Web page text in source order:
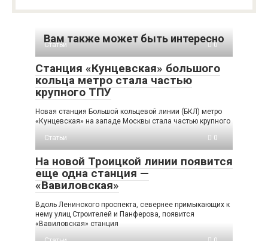
Вам также может быть интересно
Статьи 0
Станция «Кунцевская» большого
кольца метро стала частью
крупного ТПУ
Новая станция Большой кольцевой линии (БКЛ) метро
«Кунцевская» на западе Москвы стала частью крупного
Статьи
0
На новой Троицкой линии появится
еще одна станция —
«Вавиловская»
Вдоль Ленинского проспекта, севернее примыкающих к
нему улиц Строителей и Панферова, появится
«Вавиловская» станция